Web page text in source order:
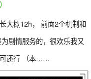
大概12h， 前面2个机制和
剧情服务的，很欢乐我又
可还行 （本……